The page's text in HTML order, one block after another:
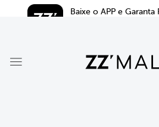
Baixe o APP e Garanta